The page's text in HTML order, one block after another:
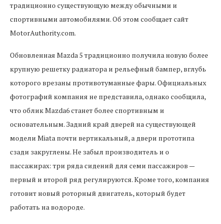
традиционно существующую между обычными и
спортивными автомобилями. Об этом сообщает сайт
MotorAuthority.com.
Обновленная Мazda 5 традиционно получила новую более
крупную решетку радиатора и рельефный бампер, вглубь
которого врезаны противотуманные фары. Официальных
фотографий компания не представила, однако сообщила,
что облик Mazda6 станет более спортивным и
основательным. Задний край дверей на существующей
модели Miata почти вертикальный, а двери прототипа
сзади закруглены. Не забыл производитель и о
пассажирах: три ряда сидений для семи пассажиров —
первый и второй ряд регулируются. Кроме того, компания
готовит новый роторный двигатель, который будет
работать на водороде.